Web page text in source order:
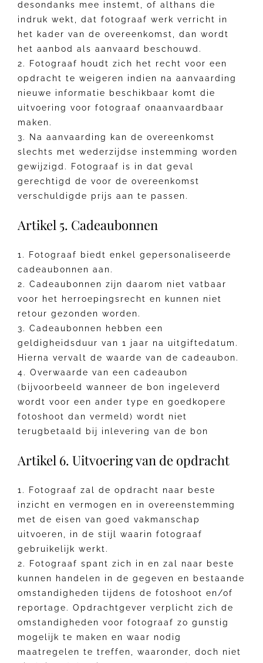
desondanks mee instemt, of althans die
indruk wekt, dat fotograaf werk verricht in
het kader van de overeenkomst, dan wordt
het aanbod als aanvaard beschouwd.
2. Fotograaf houdt zich het recht voor een
opdracht te weigeren indien na aanvaarding
nieuwe informatie beschikbaar komt die
uitvoering voor fotograaf onaanvaardbaar
maken.
3. Na aanvaarding kan de overeenkomst
slechts met wederzijdse instemming worden
gewijzigd. Fotograaf is in dat geval
gerechtigd de voor de overeenkomst
verschuldigde prijs aan te passen.
Artikel 5. Cadeaubonnen
1. Fotograaf biedt enkel gepersonaliseerde
cadeaubonnen aan.
2. Cadeaubonnen zijn daarom niet vatbaar
voor het herroepingsrecht en kunnen niet
retour gezonden worden.
3. Cadeaubonnen hebben een
geldigheidsduur van 1 jaar na uitgiftedatum.
Hierna vervalt de waarde van de cadeaubon.
4. Overwaarde van een cadeaubon
(bijvoorbeeld wanneer de bon ingeleverd
wordt voor een ander type en goedkopere
fotoshoot dan vermeld) wordt niet
terugbetaald bij inlevering van de bon
Artikel 6. Uitvoering van de opdracht
1. Fotograaf zal de opdracht naar beste
inzicht en vermogen en in overeenstemming
met de eisen van goed vakmanschap
uitvoeren, in de stijl waarin fotograaf
gebruikelijk werkt.
2. Fotograaf spant zich in en zal naar beste
kunnen handelen in de gegeven en bestaande
omstandigheden tijdens de fotoshoot en/of
reportage. Opdrachtgever verplicht zich de
omstandigheden voor fotograaf zo gunstig
mogelijk te maken en waar nodig
maatregelen te treffen, waaronder, doch niet